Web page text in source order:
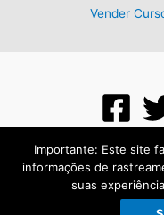
Vender
Todos os direitos
Importante: Este site
informações de
suas